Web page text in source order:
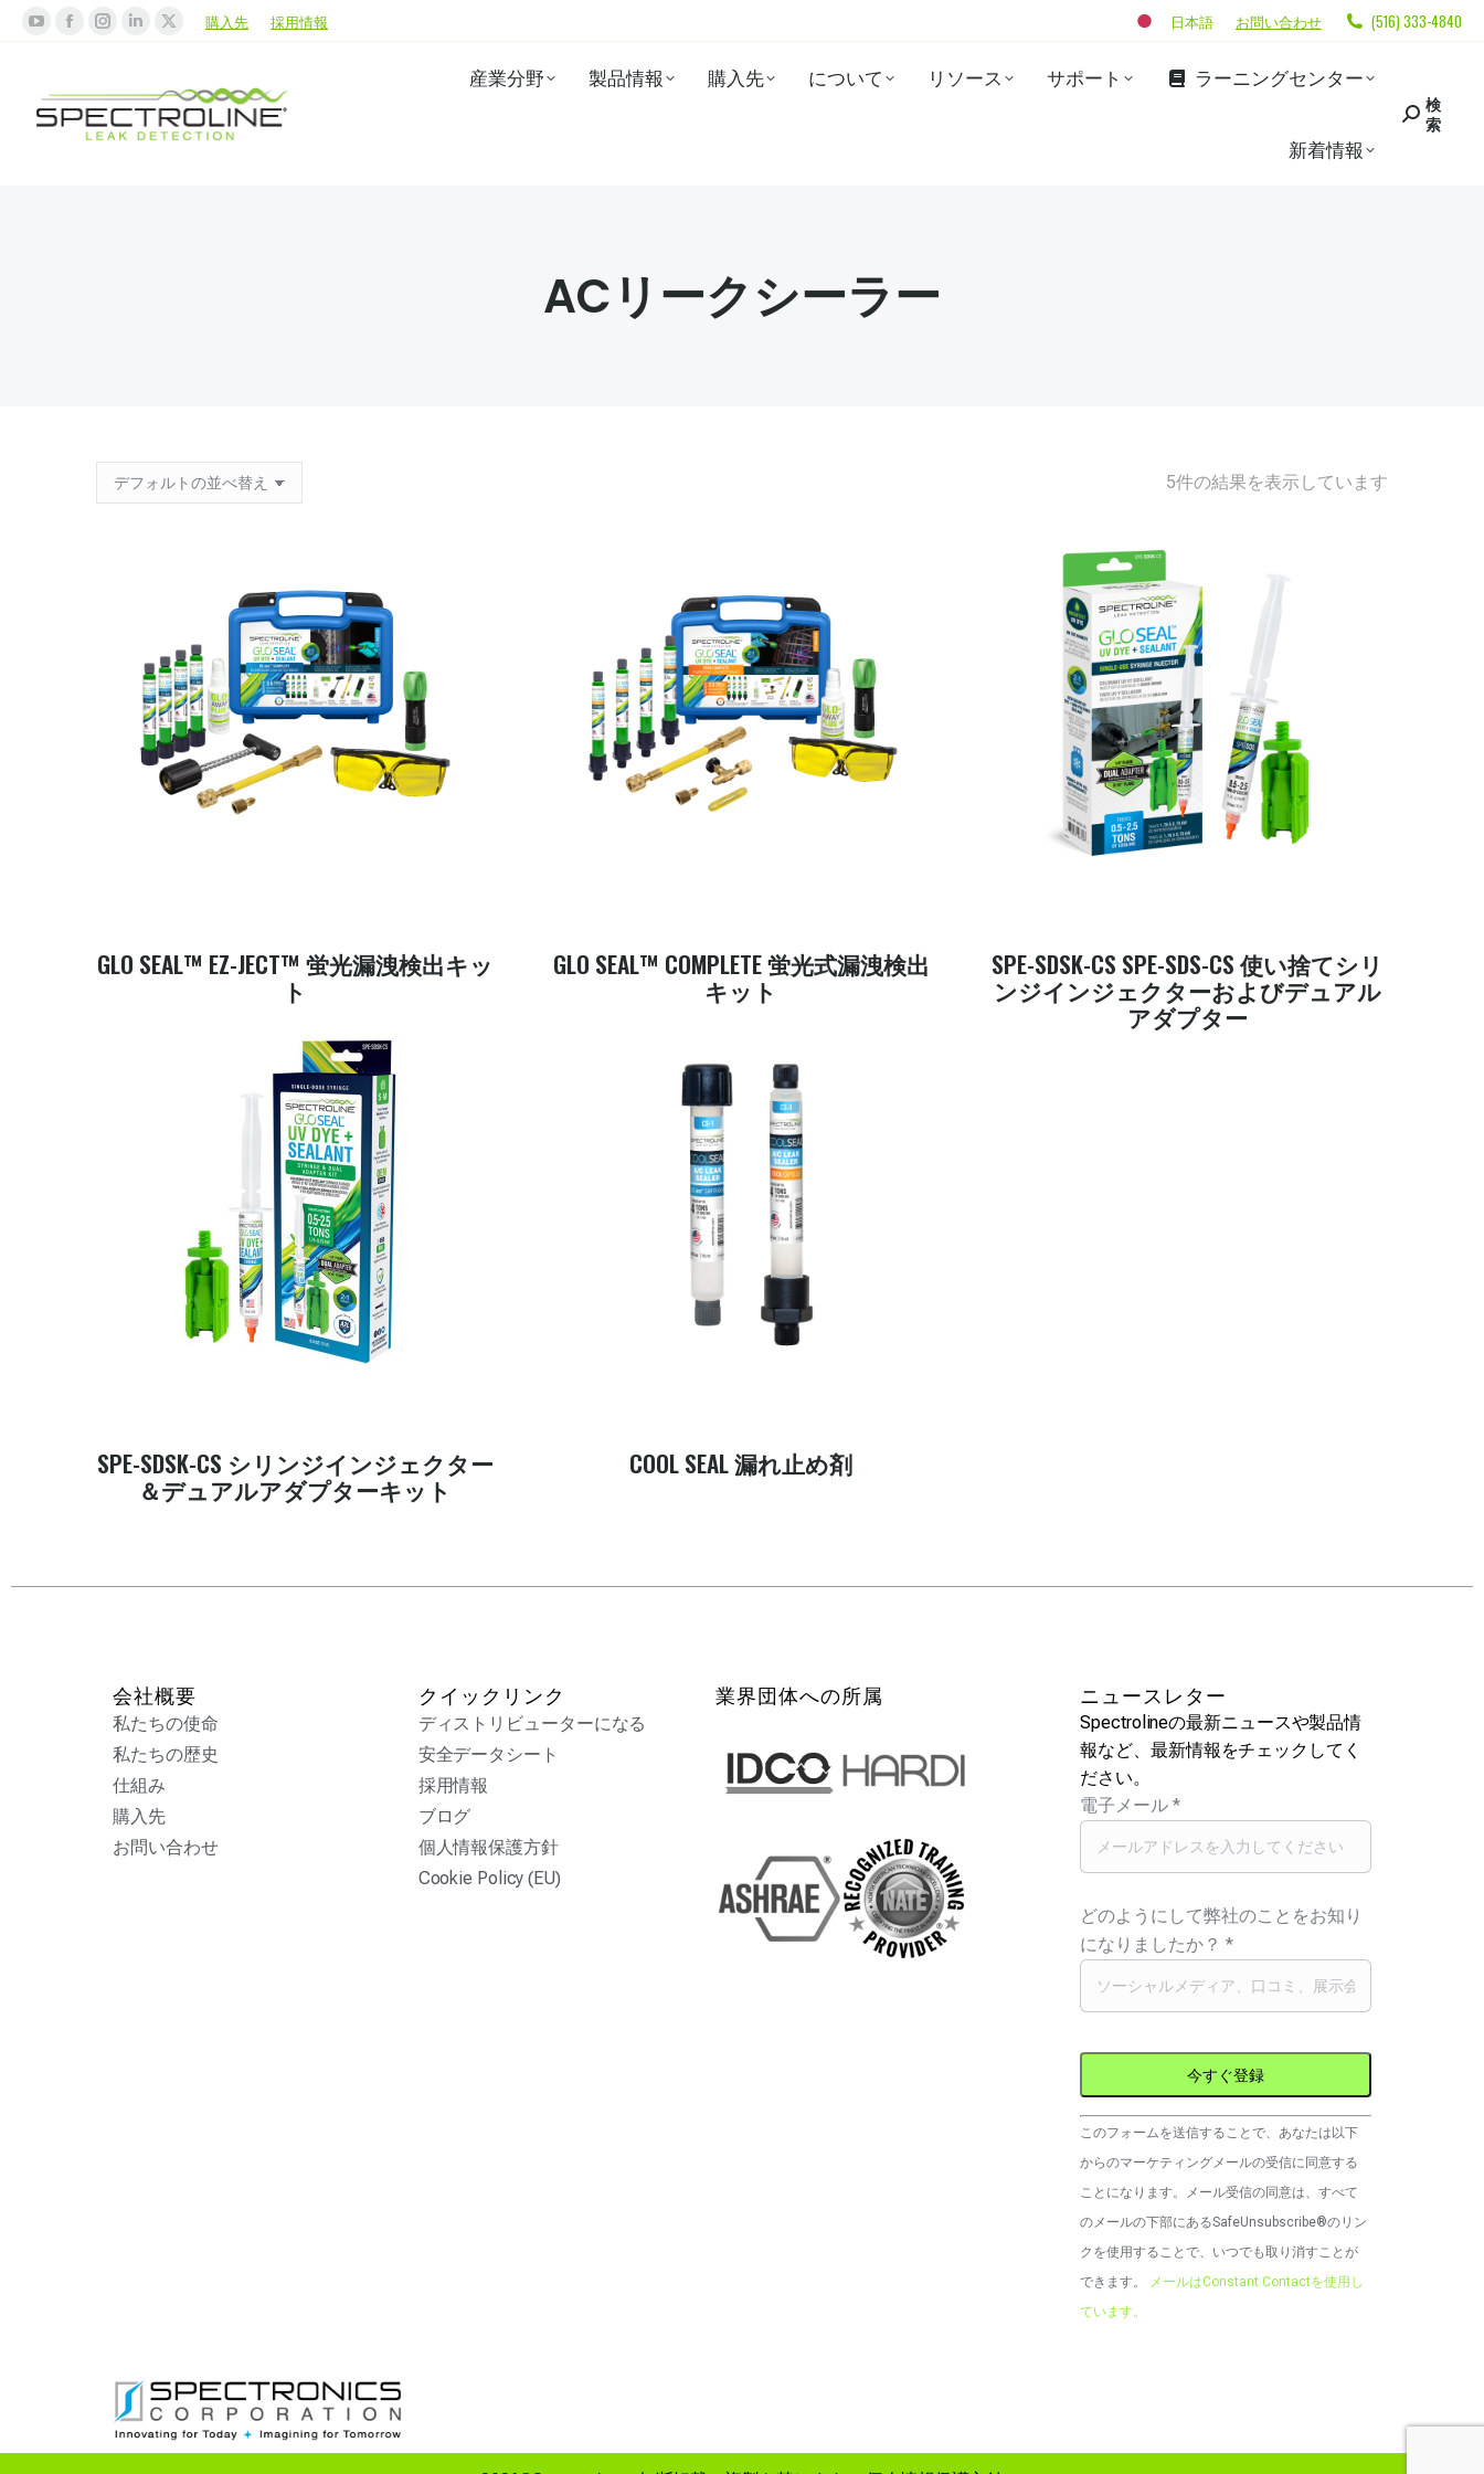
購入先 採用情報 日本語 お問い合わせ (516) 333-4840
産業分野 製品情報 購入先 について リソース サポート ラーニングセンター
新着情報
検
索
ACリークシーラー
5件の結果を表示しています
GLO SEAL™ EZ-JECT™ 蛍光漏洩検出キッ
ト
GLO SEAL™ COMPLETE 蛍光式漏洩検出
キット
SPE-SDSK-CS SPE-SDS-CS 使い捨てシリ
ンジインジェクターおよびデュアル
アダプター
SPE-SDSK-CS シリンジインジェクター
＆デュアルアダプターキット
COOL SEAL 漏れ止め剤
会社概要
私たちの使命
私たちの歴史
仕組み
購入先
お問い合わせ
クイックリンク
ディストリビューターになる
安全データシート
採用情報
ブログ
個人情報保護方針
Cookie Policy (EU)
業界団体への所属 ニュースレター
Spectrolineの最新ニュースや製品情
報など、最新情報をチェックしてく
ださい。
電子メール*
どのようにして弊社のことをお知り
になりましたか？*
コ
ン
ス
タ
ン
ト
このフォームを送信することで、あなたは以下
からのマーケティングメールの受信に同意する
ことになります。メール受信の同意は、すべて
のメールの下部にあるSafeUnsubscribe®のリン
クを使用することで、いつでも取り消すことが
できます。
メールはConstant Contactを使用し
ています。